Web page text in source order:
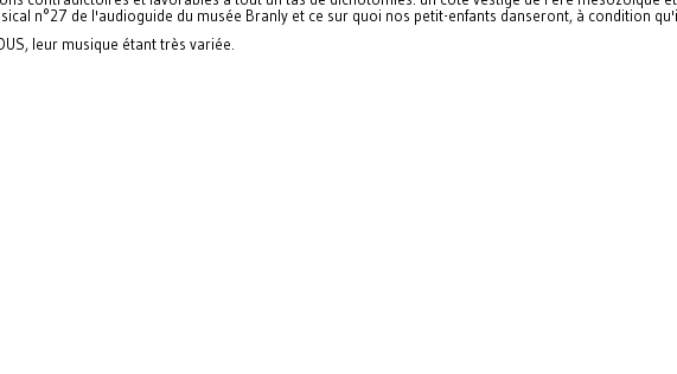
n°27 de l'audioguide du musée Branly et ce sur quoi nos petit-enfants danseront, à condition
leur musique étant très variée.